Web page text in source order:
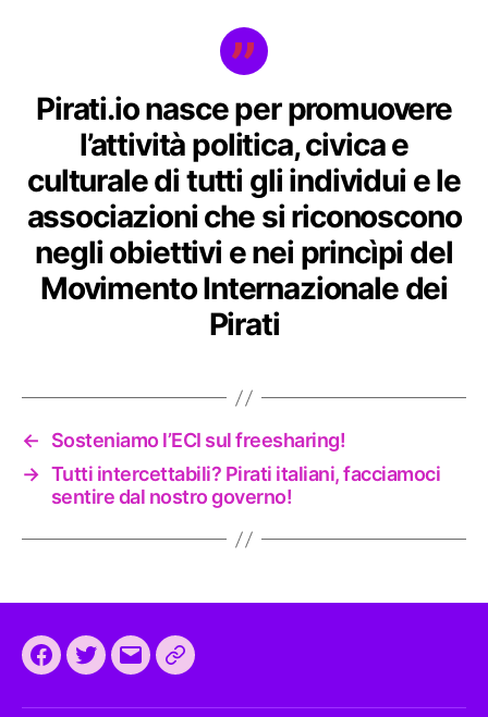
Pirati.io nasce per promuovere
l’attività politica, civica e
culturale di tutti gli individui e le
associazioni che si riconoscono
negli obiettivi e nei princìpi del
Movimento Internazionale dei
Pirati
←
Sosteniamo l’ECI sul freesharing!
→ Tutti intercettabili? Pirati italiani, facciamoci
sentire dal nostro governo!
Facebook
TwitterEmailCEEP